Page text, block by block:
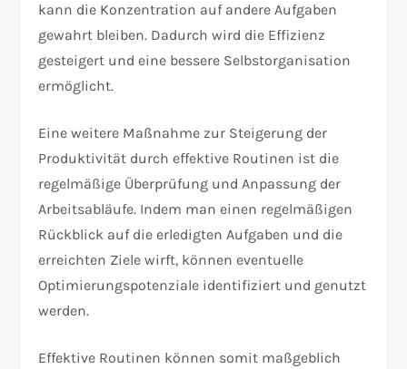
kann die Konzentration auf andere Aufgaben
gewahrt bleiben. Dadurch wird die Effizienz
gesteigert und eine bessere Selbstorganisation
ermöglicht.
Eine weitere Maßnahme zur Steigerung der
Produktivität durch effektive Routinen ist die
regelmäßige Überprüfung und Anpassung der
Arbeitsabläufe. Indem man einen regelmäßigen
Rückblick auf die erledigten Aufgaben und die
erreichten Ziele wirft, können eventuelle
Optimierungspotenziale identifiziert und genutzt
werden.
Effektive Routinen können somit maßgeblich